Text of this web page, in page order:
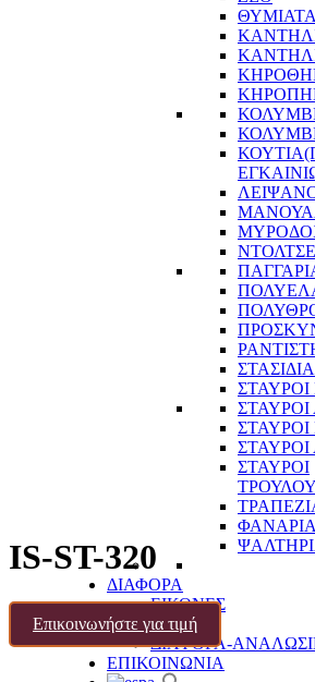
ΘΥΜΙΑΤΑ
ΣΤΑΥΡΟΙ
ΣΤΑΥΡΟΙ
ΣΤΑΥΡΟΙ
ΦΑΝΑΡΙΑ
ΔΙΑΦΟΡΑ
ΕΙΚΟΝΕΣ
ΧΑΛΙΑ
ΔΙΑΦΟΡΑ-
ΕΠΙΚΟΙΝΩΝΙΑ
IS-ST-320
Επικοινωνήστε για τιμή